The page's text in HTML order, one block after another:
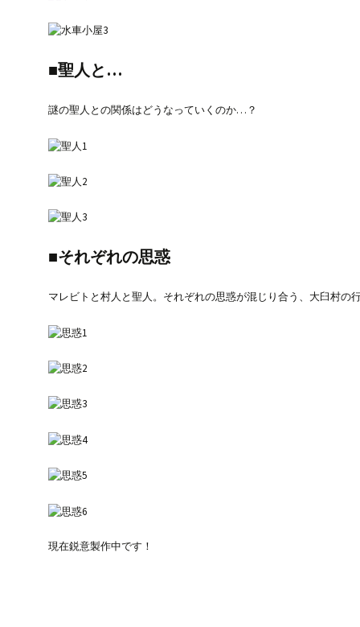
■聖人と…
謎の聖人との関係はどうなっていくのか…？
■それぞれの思惑
マレビトと村人と聖人。それぞれの思惑が混じり合う、大臼村の
現在鋭意製作中です！